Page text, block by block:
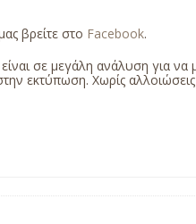
βρείτε στο Facebook.
σε μεγάλη ανάλυση για να
εκτύπωση. Χωρίς